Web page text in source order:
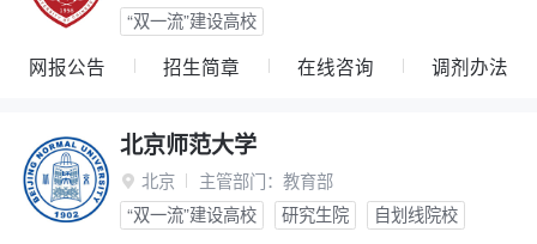
“双一流”建设高校
网报公告 招生简章 在线咨询 调剂办法
北京师范大学
 北京 主管部门： 教育部
“双一流”建设高校
研究生院 自划线院校